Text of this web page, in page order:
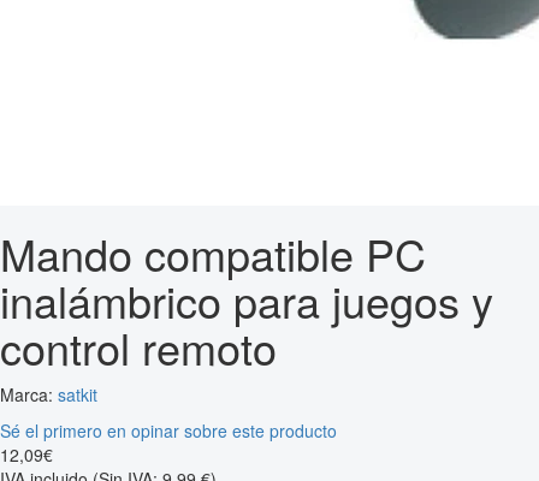
Mando compatible PC
inalámbrico para juegos y
control remoto
Marca: satkit
Sé el primero en opinar sobre este producto
12,09€